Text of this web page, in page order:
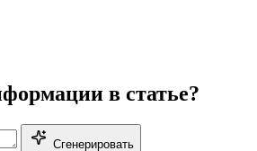
в статье?
Сгенерировать